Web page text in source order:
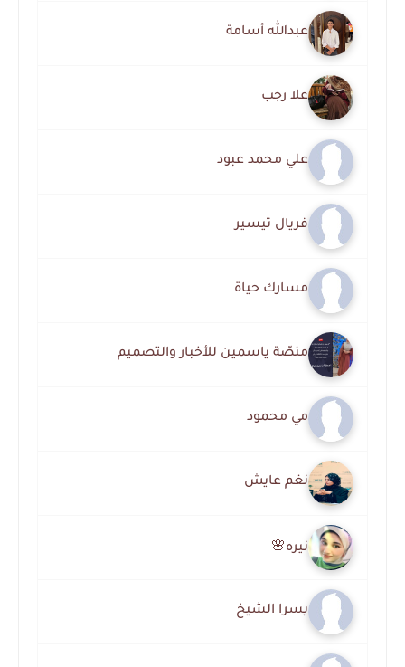
عبدالله أسامة
علا رجب
علي محمد عبود
فريال تيسير
مسارك حياة
منصّة ياسمين للأخبار والتصميم
مي محمود
نغم عايش
نيره🌸
يسرا الشيخ